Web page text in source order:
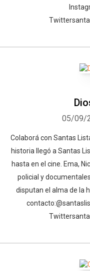
05/09/
⁠Colaborá con Santas
historia llegó a Santas
hasta en el cine. Ema,
policial y
disputan el alma de la